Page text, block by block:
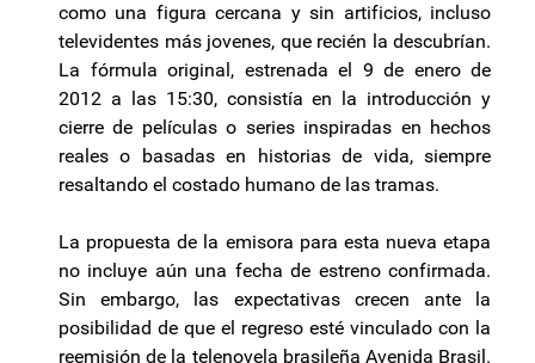
como una figura cercana y sin artificios, incluso
televidentes más jovenes, que recién la descubrían.
La fórmula original, estrenada el 9 de enero de
2012 a las 15:30, consistía en la introducción y
cierre de películas o series inspiradas en hechos
reales o basadas en historias de vida, siempre
resaltando el costado humano de las tramas.
La propuesta de la emisora para esta nueva etapa
no incluye aún una fecha de estreno confirmada.
Sin embargo, las expectativas crecen ante la
posibilidad de que el regreso esté vinculado con la
reemisión de la telenovela brasileña Avenida Brasil.